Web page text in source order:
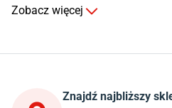
Stoły do kuchni
Szafki kuchenne wiszące (górne)
Zobacz więcej
Znajdź najbliższy